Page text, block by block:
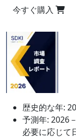
今すぐ購入
歴史的な年:
予測年: 2026
必要に応じて